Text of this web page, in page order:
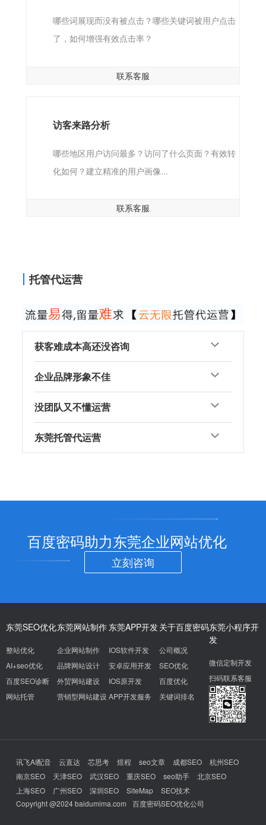
哪些词展现而没有被点击？哪些关键词被用户点击
了，如何增强有效点击率？
联系客服
访客来路分析
哪些地区用户访问最多？访问了什么页面？有效转
化如何？建立精准的用户画像...
联系客服
托管代运营
获客难成本高还没咨询
企业品牌形象不佳
没团队又不懂运营
东莞托管代运营
百度密码助力东莞企业网站优化
立刻咨询
东莞SEO优化
整站优化
AI+seo优化
百度SEO诊断
网站托管
东莞网站制作
企业网站制作
品牌网站设计
外贸网站建设
营销型网站建设
东莞APP开发
IOS软件开发
安卓应用开发
IOS原开发
APP开发服务
关于百度密码
公司概况
SEO优化
百度优化
关键词排名
东莞小程序开
发
微信定制开发
扫码联系客服
讯飞AI配音 云直达 芯思考 煜程 seo文章 成都SEO
杭州SEO
南京SEO
天津SEO 武汉SEO 重庆SEO seo助手
北京SEO
上海SEO
广州SEO 深圳SEO SiteMap
SEO技术
Copyright @2024 baidumima.com
百度密码SEO优化公司